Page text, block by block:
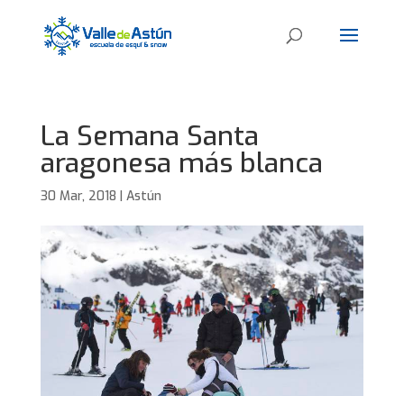
La Semana Santa
aragonesa más blanca
30 Mar, 2018 | Astún